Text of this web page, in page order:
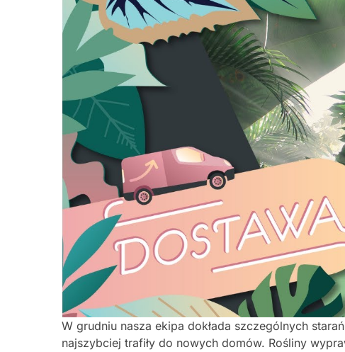
W grudniu nasza ekipa dokłada szczególnych
najszybciej trafiły do nowych domów. Rośliny